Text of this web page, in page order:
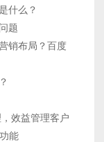
什么？
题
销布局？百度
效益管理客户
能